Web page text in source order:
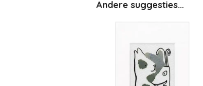
Andere suggesties...